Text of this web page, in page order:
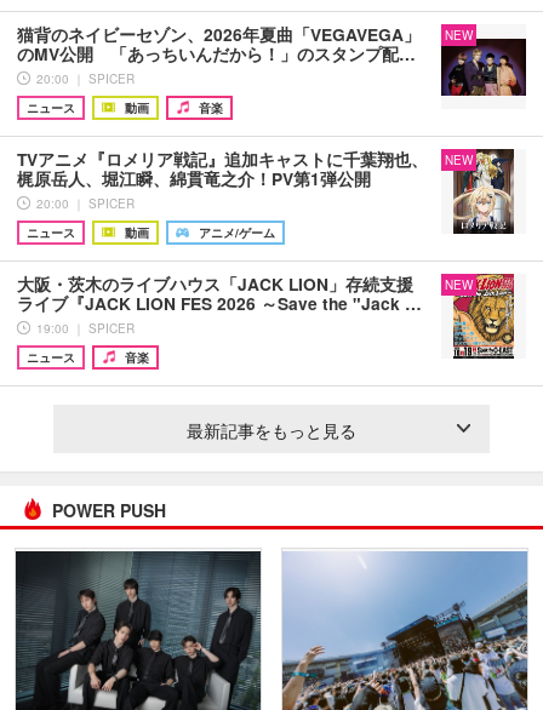
猫背のネイビーセゾン、2026年夏曲「VEGAVEGA」
のMV公開 「あっちいんだから！」のスタンプ配…
20:00 ｜ SPICER
ニュース
動画 音楽
NEW
TVアニメ『ロメリア戦記』追加キャストに千葉翔也、
梶原岳人、堀江瞬、綿貫竜之介！PV第1弾公開
20:00 ｜ SPICER
ニュース
動画 アニメ/ゲーム
NEW
大阪・茨木のライブハウス「JACK LION」存続支援
ライブ『JACK LION FES 2026 ～Save the "Jack …
19:00 ｜ SPICER
ニュース
音楽
NEW
最新記事をもっと見る
POWER PUSH